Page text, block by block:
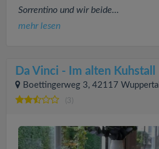
Sorrentino und wir beide...
mehr lesen
Da Vinci - Im alten Kuhstall
Boettingerweg 3, 42117 Wuppertal
(3)